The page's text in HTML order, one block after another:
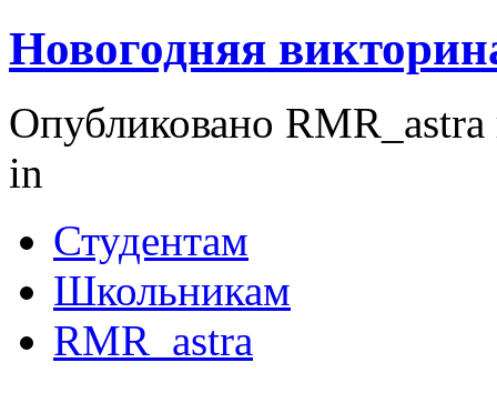
Новогодняя
Опубликовано
in
Студентам
Школьникам
RMR_astra